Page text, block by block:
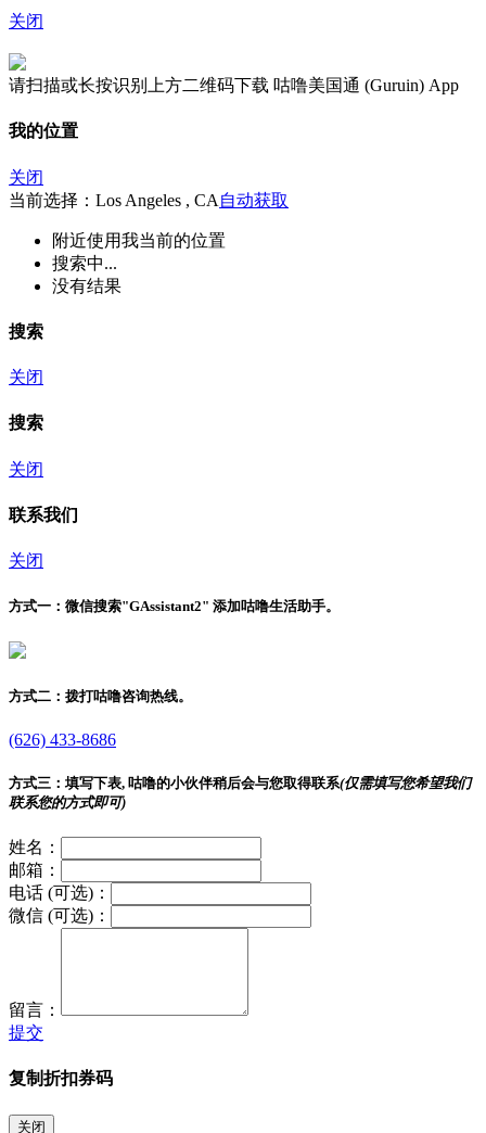
关闭
请扫描或长按识别上方二维码下载 咕噜美国通 (Guruin) App
我的位置
关闭
当前选择：Los Angeles , CA 自动获取
附近使用我当前的位置
搜索中...
没有结果
搜索
关闭
搜索
关闭
联系我们
关闭
方式一： 微信搜索"GAssistant2" 添加咕噜生活助手。
方式二： 拨打咕噜咨询热线。
(626) 433-8686
方式三： 填写下表, 咕噜的小伙伴稍后会与您取得联系(仅需填写您希望我们
联系您的方式即可)
姓名：
邮箱：
电话 (可选)：
微信 (可选)：
留言：
提交
复制折扣券码
关闭